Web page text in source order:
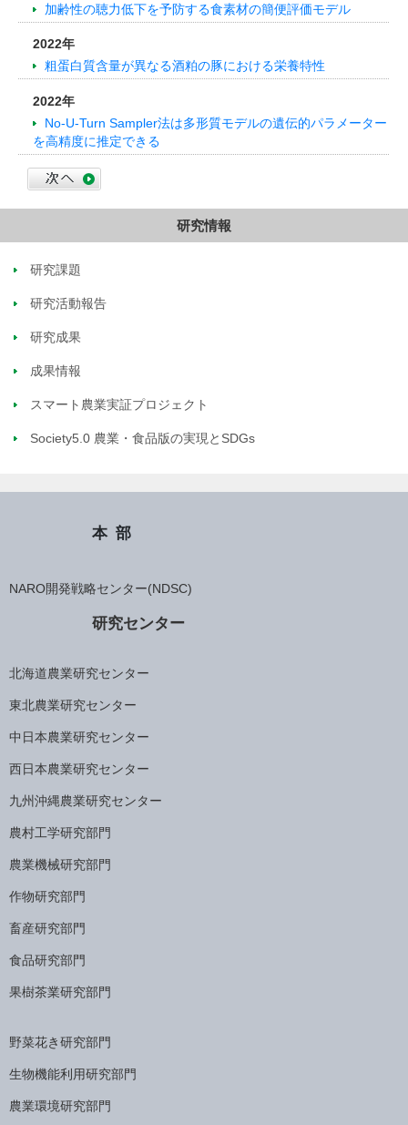
加齢性の聴力低下を予防する食素材の簡便評価モデル
2022年
粗蛋白質含量が異なる酒粕の豚における栄養特性
2022年
No-U-Turn Sampler法は多形質モデルの遺伝的パラメーター
を高精度に推定できる
研究情報
研究課題
研究活動報告
研究成果
成果情報
スマート農業実証プロジェクト
Society5.0 農業・食品版の実現とSDGs
本部
NARO開発戦略センター(NDSC)
研究センター
北海道農業研究センター
東北農業研究センター
中日本農業研究センター
西日本農業研究センター
九州沖縄農業研究センター
農村工学研究部門
農業機械研究部門
作物研究部門
畜産研究部門
食品研究部門
果樹茶業研究部門
野菜花き研究部門
生物機能利用研究部門
農業環境研究部門